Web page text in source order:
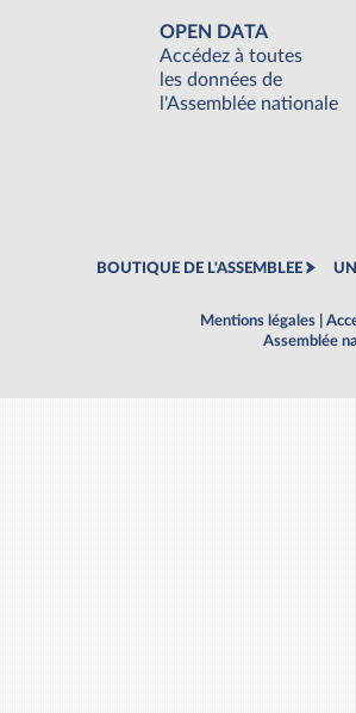
OPEN DATA
Accédez à toutes
les données de
l'Assemblée nationale
BOUTIQUE DE L'ASSEMBLEE
Mentions légales
Assemblée